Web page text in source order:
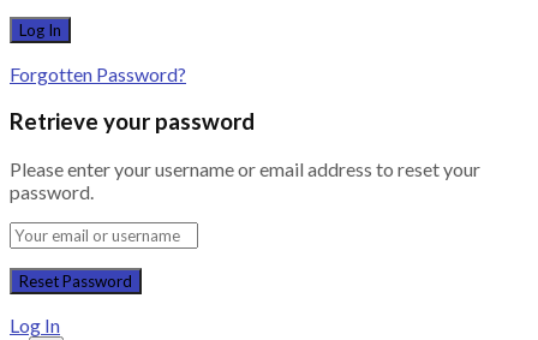
Forgotten Password?
Retrieve your password
Please enter your username or email address to reset your
password.
Log In